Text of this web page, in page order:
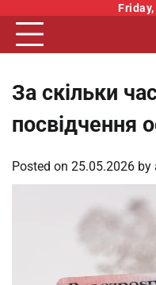
content
За скільки
посвідчення
Posted on 25.05.2026 by